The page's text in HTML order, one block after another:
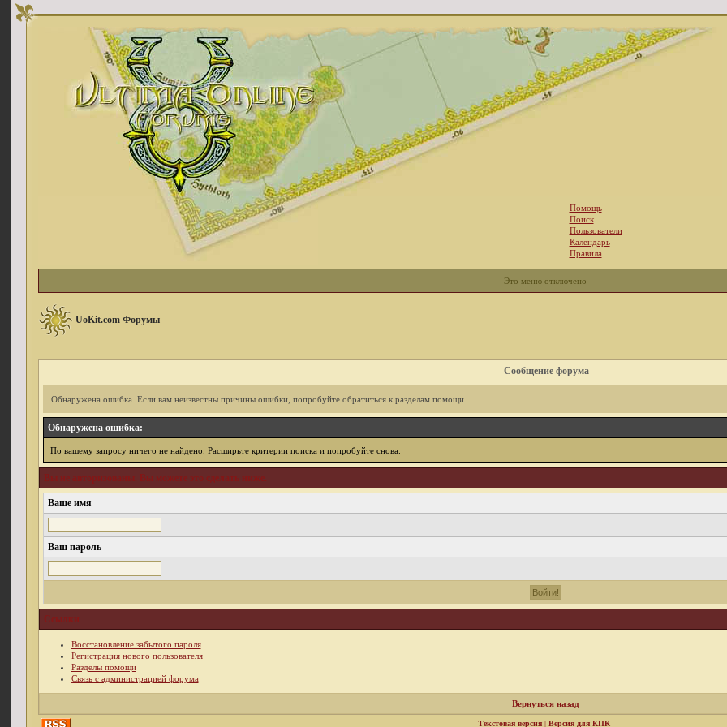
Помощь
Поиск
Пользователи
Календарь
Правила
Это меню отключено
UoKit.com Форумы
Сообщение форума
Обнаружена ошибка. Если вам неизвестны причины ошибки, попробуйте обратиться к разделам помощи.
Обнаружена ошибка:
По вашему запросу ничего не найдено. Расширьте критерии поиска и попробуйте снова.
Вы не авторизованы. Вы можете это сделать ниже.
Ваше имя
Ваш пароль
Ссылки
Восстановление забытого пароля
Регистрация нового пользователя
Разделы помощи
Связь с администрацией форума
Вернуться назад
Текстовая версия| Версия для КПК